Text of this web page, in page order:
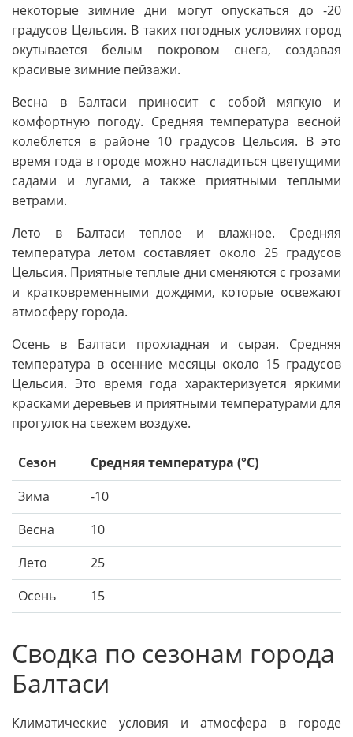
некоторые зимние дни могут опускаться до -20
градусов Цельсия. В таких погодных условиях город
окутывается белым покровом снега, создавая
красивые зимние пейзажи.
Весна в Балтаси приносит с собой мягкую и
комфортную погоду. Средняя температура весной
колеблется в районе 10 градусов Цельсия. В это
время года в городе можно насладиться цветущими
садами и лугами, а также приятными теплыми
ветрами.
Лето в Балтаси теплое и влажное. Средняя
температура летом составляет около 25 градусов
Цельсия. Приятные теплые дни сменяются с грозами
и кратковременными дождями, которые освежают
атмосферу города.
Осень в Балтаси прохладная и сырая. Средняя
температура в осенние месяцы около 15 градусов
Цельсия. Это время года характеризуется яркими
красками деревьев и приятными температурами для
прогулок на свежем воздухе.
Сезон
Средняя температура (°C)
Зима
-10
Весна
10
Лето
25
Осень
15
Сводка по сезонам города
Балтаси
Климатические условия и атмосфера в городе